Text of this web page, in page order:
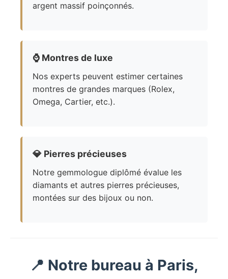
argent massif poinçonnés.
⌚ Montres de luxe
Nos experts peuvent estimer certaines
montres de grandes marques (Rolex,
Omega, Cartier, etc.).
💎 Pierres précieuses
Notre gemmologue diplômé évalue les
diamants et autres pierres précieuses,
montées sur des bijoux ou non.
📍 Notre bureau à Paris,